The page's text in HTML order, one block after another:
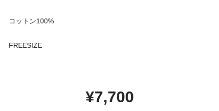
コットン100%
FREESIZE
¥7,700